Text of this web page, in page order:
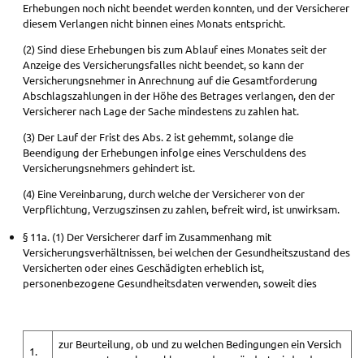
Erhebungen noch nicht beendet werden konnten, und der Versicherer
diesem Verlangen nicht binnen eines Monats entspricht.
(2) Sind diese Erhebungen bis zum Ablauf eines Monates seit der
Anzeige des Versicherungsfalles nicht beendet, so kann der
Versicherungsnehmer in Anrechnung auf die Gesamtforderung
Abschlagszahlungen in der Höhe des Betrages verlangen, den der
Versicherer nach Lage der Sache mindestens zu zahlen hat.
(3) Der Lauf der Frist des Abs. 2 ist gehemmt, solange die
Beendigung der Erhebungen infolge eines Verschuldens des
Versicherungsnehmers gehindert ist.
(4) Eine Vereinbarung, durch welche der Versicherer von der
Verpflichtung, Verzugszinsen zu zahlen, befreit wird, ist unwirksam.
§ 11a. (1) Der Versicherer darf im Zusammenhang mit
Versicherungsverhältnissen, bei welchen der Gesundheitszustand des
Versicherten oder eines Geschädigten erheblich ist,
personenbezogene Gesundheitsdaten verwenden, soweit dies
1.
zur Beurteilung, ob und zu welchen Bedingungen ein Versich